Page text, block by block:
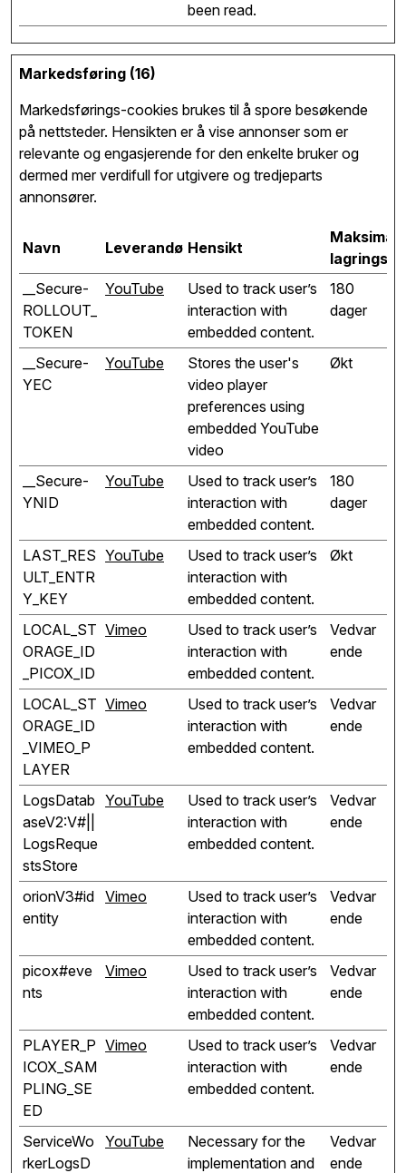
been read.
Markedsføring (16)
Markedsførings-cookies brukes til å spore besøkende
på nettsteder. Hensikten er å vise annonser som er
relevante og engasjerende for den enkelte bruker og
dermed mer verdifull for utgivere og tredjeparts
annonsører.
Navn LeverandørHensikt
Maksimal
__Secure-
ROLLOUT_
TOKEN
YouTube
Used to track user’s
interaction with
embedded content.
180
dager
__Secure-
YEC
YouTube
Stores the user's
video player
preferences using
embedded YouTube
video
Økt
__Secure-
YNID
YouTube
Used to track user’s
interaction with
embedded content.
180
dager
LAST_RES
ULT_ENTR
Y_KEY
YouTube
Used to track user’s
interaction with
embedded content.
Økt
LOCAL_ST
ORAGE_ID
_PICOX_ID
Vimeo
Used to track user’s
interaction with
embedded content.
Vedvar
ende
LOCAL_ST
ORAGE_ID
_VIMEO_P
LAYER
Vimeo
Used to track user’s
interaction with
embedded content.
Vedvar
ende
LogsDatab
aseV2:V#||
LogsReque
stsStore
YouTube
Used to track user’s
interaction with
embedded content.
Vedvar
ende
orionV3#id
entity
Vimeo
Used to track user’s
interaction with
embedded content.
Vedvar
ende
picox#eve
nts
Vimeo
Used to track user’s
interaction with
embedded content.
Vedvar
ende
PLAYER_P
ICOX_SAM
PLING_SE
ED
Vimeo
Used to track user’s
interaction with
embedded content.
Vedvar
ende
ServiceWo
rkerLogsD
YouTube
Necessary for the
implementation and
Vedvar
ende